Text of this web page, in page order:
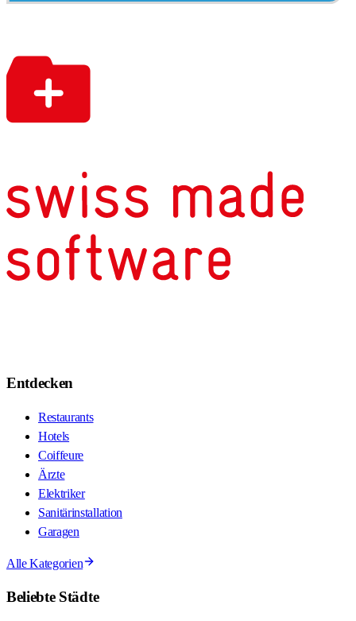
Entdecken
Restaurants
Hotels
Coiffeure
Ärzte
Elektriker
Sanitärinstallation
Garagen
Alle Kategorien
Beliebte Städte